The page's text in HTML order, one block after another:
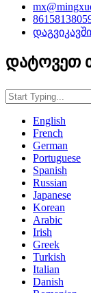
დატოვეთ
English
French
German
Portuguese
Spanish
Russian
Japanese
Korean
Arabic
Irish
Greek
Turkish
Italian
Danish